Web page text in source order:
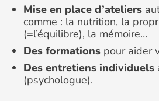
Mise en place d’ateliers
comme : la nutrition, la
(=l’équilibre), la mémoire…
Des formations pour aider
Des entretiens individuels
(psychologue).